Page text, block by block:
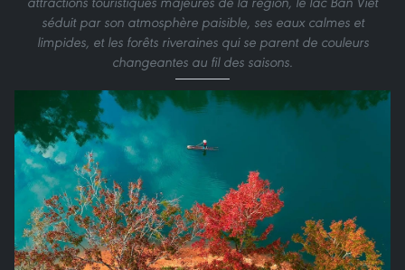
séduit par son atmosphère paisible, ses eaux calmes et
limpides, et les forêts riveraines qui se parent de couleurs
changeantes au fil des saisons.